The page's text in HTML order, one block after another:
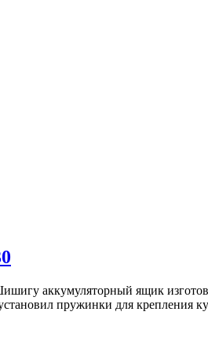
аккумуляторный ящик
пружинки для крепления